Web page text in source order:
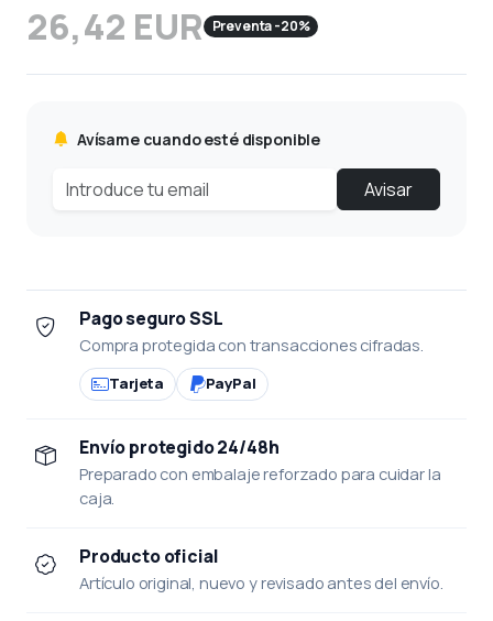
26,42 EUR Preventa -20%
Avísame cuando esté disponible
Avisar
Pago seguro SSL
Compra protegida con transacciones cifradas.
Tarjeta PayPal
Envío protegido 24/48h
Preparado con embalaje reforzado para cuidar la
caja.
Producto oficial
Artículo original, nuevo y revisado antes del envío.